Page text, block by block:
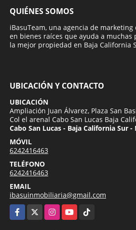
QUIÉNES SOMOS
iBasuTeam, una agencia de
en bienes raíces que ayuda a muchas
la mejor propiedad en Baja California
UBICACIÓN Y CONTACTO
UBICACIÓN
Ampliación Juan Álvarez, Plaza San
Col el arenal Cabo San Lucas Baja
Cabo San Lucas - Baja California Sur -
MÓVIL
6242416463
TELÉFONO
6242416463
EMAIL
ibasuinmobiliaria@gmail.com
Facebook
InstagramYouTubeTikTok